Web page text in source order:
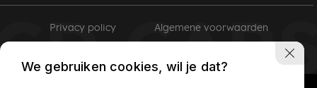
Privacy policy Algemene voorwaarden
We gebruiken cookies, wil je dat?